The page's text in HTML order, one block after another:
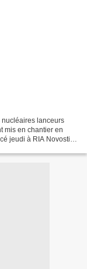
nucléaires lanceurs
mis en chantier en
jeudi à RIA Novosti